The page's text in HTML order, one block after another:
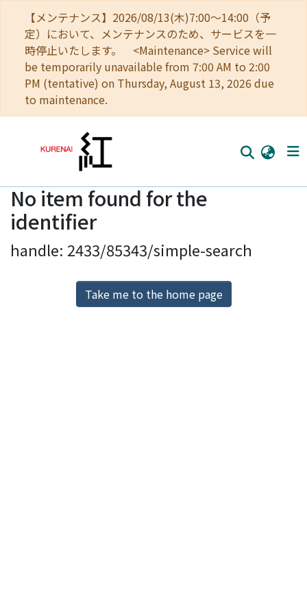
【メンテナンス】2026/08/13(木)7:00～14:00（予
定）において、メンテナンスのため、サービスを一
時停止いたします。 <Maintenance> Service will
be temporarily unavailable from 7:00 AM to 2:00
PM (tentative) on Thursday, August 13, 2026 due
to maintenance.
Home
Communities
Browse
Download Ranking
No item found for the
identifier
handle: 2433/85343/simple-search
Take me to the home page